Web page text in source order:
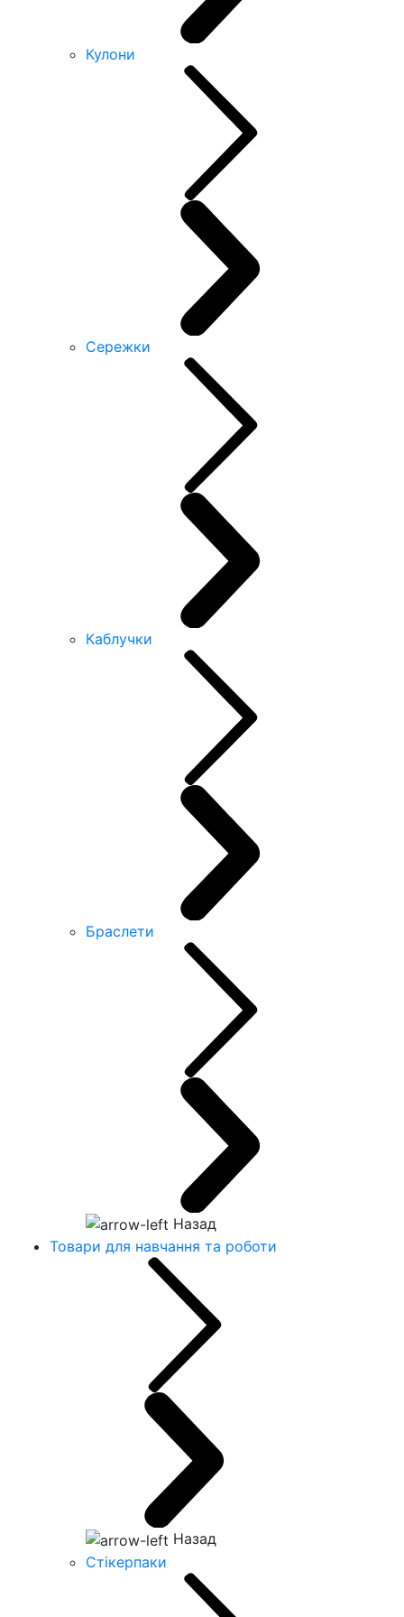
Кулони
Сережки
Каблучки
Браслети
Назад
Товари для навчання та роботи
Назад
Стікерпаки